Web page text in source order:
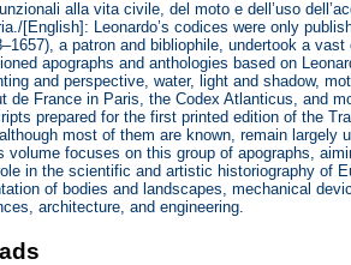
alla vita civile, del moto e dell’uso
[English]: Leonardo’s codices were only
a patron and bibliophile, undertook a
apographs and anthologies based on
and perspective, water, light and shadow,
de France in Paris, the Codex Atlanticus, and
prepared for the first printed edition of the
most of them are known, remain largely
volume focuses on this group of apographs,
in the scientific and artistic historiography of
of bodies and landscapes, mechanical
architecture, and engineering.